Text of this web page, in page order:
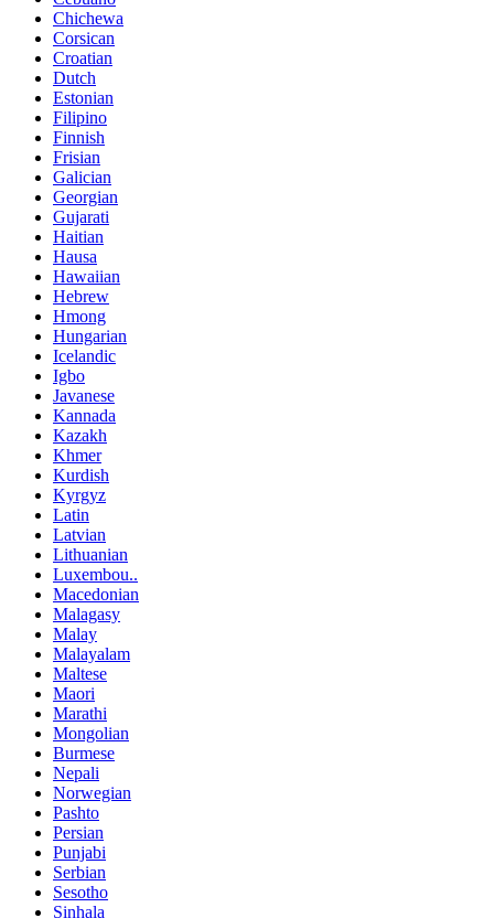
Chichewa
Corsican
Croatian
Dutch
Estonian
Filipino
Finnish
Frisian
Galician
Georgian
Gujarati
Haitian
Hausa
Hawaiian
Hebrew
Hmong
Hungarian
Icelandic
Igbo
Javanese
Kannada
Kazakh
Khmer
Kurdish
Kyrgyz
Latin
Latvian
Lithuanian
Luxembou..
Macedonian
Malagasy
Malay
Malayalam
Maltese
Maori
Marathi
Mongolian
Burmese
Nepali
Norwegian
Pashto
Persian
Punjabi
Serbian
Sesotho
Sinhala